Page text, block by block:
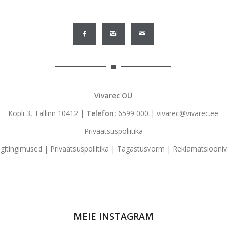
Vivarec OÜ
Kopli 3, Tallinn 10412 | Telefon: 6599 000 |vivarec@vivarec.ee
Privaatsuspoliitika
| Privaatsuspoliitika | Tagastusvorm |
MEIE INSTAGRAM